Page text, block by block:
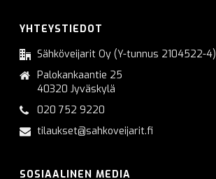
YHTEYSTIEDOT
Sähköveijarit Oy (Y-tunnus 2104522-4)
Palokankaantie 25
40320 Jyväskylä
020 752 9220
tilaukset@sahkoveijarit.fi
SOSIAALINEN MEDIA